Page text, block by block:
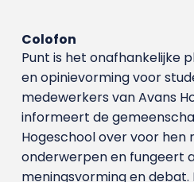
Colofon
Punt is het onafhankelijke
en opinievorming voor
medewerkers van Avans
informeert de
Hogeschool over voor hen
onderwerpen en fungeert
meningsvorming en